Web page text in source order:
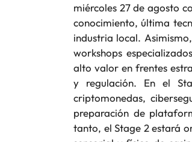
miércoles 27 de agosto
conocimiento, última
industria local.
workshops
alto valor en frentes
y regulación. En el
criptomonedas,
preparación de
tanto, el Stage 2 estará